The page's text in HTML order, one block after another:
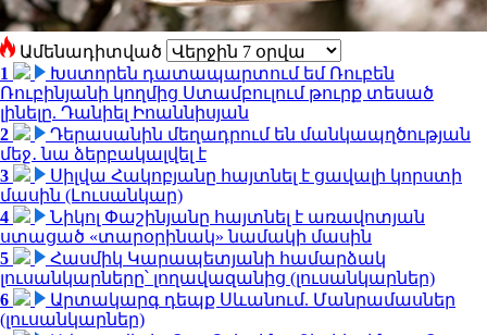
Ամենադիտված
1
Խստորեն դատապարտում եմ Ռուբեն
Ռուբինյանի կողմից Ստամբուլում թուրք տեսած
լինելը. Դանիել Իոաննիսյան
2
Դերասանին մեղադրում են մանկապղծության
մեջ․ նա ձերբակալվել է
3
Սիլվա Հակոբյանը հայտնել է ցավալի կորստի
մասին (Լուսանկար)
4
Նիկոլ Փաշինյանը հայտնել է առավոտյան
ստացած «տարօրինակ» նամակի մասին
5
Հասմիկ Կարապետյանի համարձակ
լուսանկարները՝ լողավազանից (լուսանկարներ)
6
Արտակարգ դեպք Սևանում. Մանրամասներ
(լուսանկարներ)